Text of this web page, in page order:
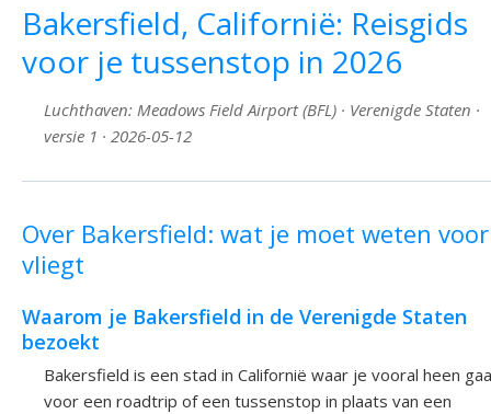
Bakersfield, Californië: Reisgids
voor je tussenstop in 2026
Luchthaven: Meadows Field Airport (BFL) · Verenigde Staten ·
versie 1 · 2026-05-12
Over Bakersfield: wat je moet weten
vliegt
Waarom je Bakersfield in de Verenigde Staten
bezoekt
Bakersfield is een stad in Californië waar je vooral heen
voor een roadtrip of een tussenstop in plaats van een